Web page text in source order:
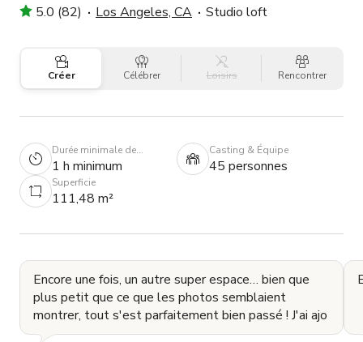
5.0 (82) Los Angeles, CA Studio loft
Créer Célébrer Loisirs Rencontrer
Durée minimale de
réservation
1 h minimum
Casting & Équipe
45 personnes
Superficie
111,48 m²
Encore une fois, un autre super espace… bien que
plus petit que ce que les photos semblaient
montrer, tout s'est parfaitement bien passé ! J'ai ajo